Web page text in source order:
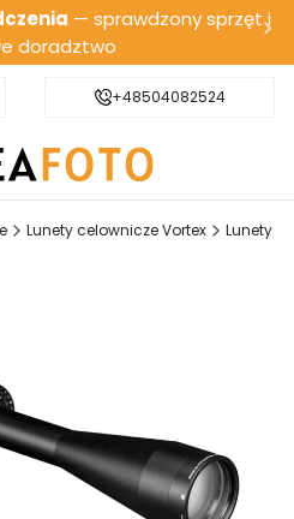
— sprawdzony sprzęt i
doradztwo
Bezpieczna wysyłka
+48504082524
Lunety celownicze Vortex Lunety